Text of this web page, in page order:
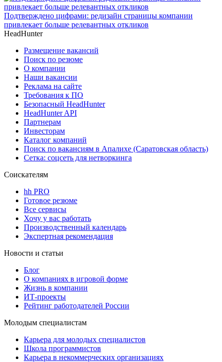
Подтверждено цифрами: редизайн страницы компании
привлекает больше релевантных откликов
HeadHunter
Размещение вакансий
Поиск по резюме
О компании
Наши вакансии
Реклама на сайте
Требования к ПО
Безопасный HeadHunter
HeadHunter API
Партнерам
Инвесторам
Каталог компаний
Поиск по вакансиям в Апалихе (Саратовская область)
Сетка: соцсеть для нетворкинга
Соискателям
hh PRO
Готовое резюме
Все сервисы
Хочу у вас работать
Производственный календарь
Экспертная рекомендация
Новости и статьи
Блог
О компаниях в игровой форме
Жизнь в компании
ИТ-проекты
Рейтинг работодателей России
Молодым специалистам
Карьера для молодых специалистов
Школа программистов
Карьера в некоммерческих организациях